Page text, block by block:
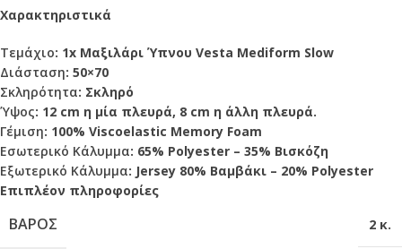
Χαρακτηριστικά
Τεμάχιο: 1x Μαξιλάρι Ύπνου Vesta Mediform Slow
Διάσταση: 50×70
Σκληρότητα: Σκληρό
Ύψος: 12 cm η μία πλευρά, 8 cm η άλλη πλευρά.
Γέμιση: 100% Viscoelastic Memory Foam
Εσωτερικό Κάλυμμα: 65% Polyester – 35% Βισκόζη
Εξωτερικό Κάλυμμα: Jersey 80% Βαμβάκι – 20% Polyester
Επιπλέον πληροφορίες
ΒΆΡΟΣ 2 κ.